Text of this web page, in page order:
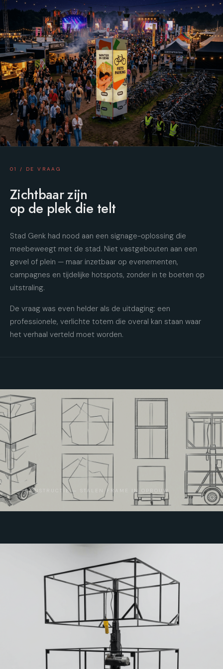
01 / DE VRAAG
Zichtbaar zijn
op de plek die telt
Stad Genk had nood aan een signage-oplossing die
meebeweegt met de stad. Niet vastgebouten aan een
gevel of plein — maar inzetbaar op evenementen,
campagnes en tijdelijke hotspots, zonder in te boeten op
uitstraling.
De vraag was even helder als de uitdaging: een
professionele, verlichte totem die overal kan staan waar
het verhaal verteld moet worden.
CONSTRUCTIE — STALEN FRAME IN OPBOUW